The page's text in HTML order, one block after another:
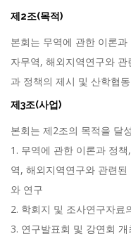
제2조(목적)
본회는 무역에 관한 이론
자무역, 해외지역연구와
과 정책의 제시 및 산학협
제3조(사업)
본회는 제2조의 목적을 달
1. 무역에 관한 이론과 정
역, 해외지역연구와 관련
와 연구
2. 학회지 및 조사연구자료
3. 연구발표회 및 강연회 개